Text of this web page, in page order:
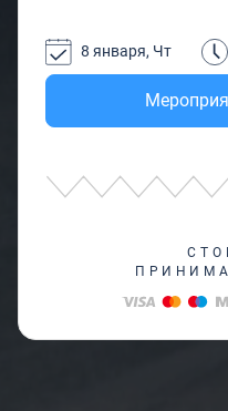
8 января, Чт